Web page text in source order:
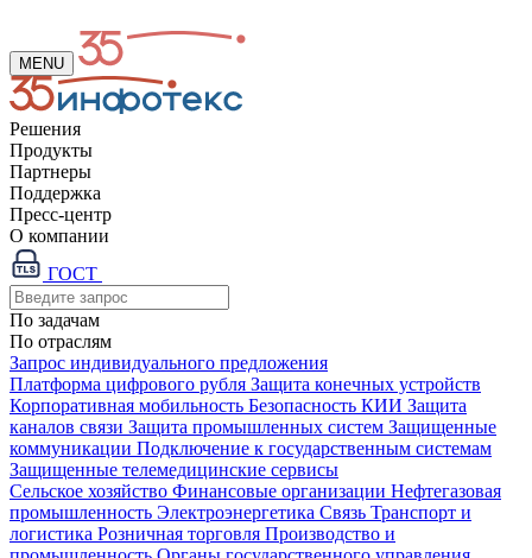
MENU
Решения
Продукты
Партнеры
Поддержка
Пресс-центр
О компании
ГОСТ
По задачам
По отраслям
Запрос индивидуального предложения
Платформа цифрового рубля Защита конечных устройств
Корпоративная мобильность Безопасность КИИ Защита
каналов связи Защита промышленных систем Защищенные
коммуникации Подключение к государственным системам
Защищенные телемедицинские сервисы
Сельское хозяйство Финансовые организации Нефтегазовая
промышленность Электроэнергетика Связь Транспорт и
логистика Розничная торговля Производство и